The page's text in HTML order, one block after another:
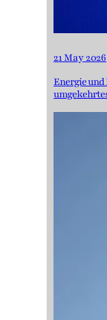
21 May 2026
Energie und